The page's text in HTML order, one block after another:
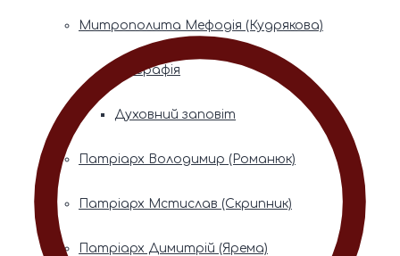
Митрополита Мефодія (Кудрякова)
Біографія
Духовний заповіт
Патріарх Володимир (Романюк)
Патріарх Мстислав (Скрипник)
Патріарх Димитрій (Ярема)